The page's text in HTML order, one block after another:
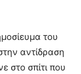
του
αντίδραση
στο σπίτι που